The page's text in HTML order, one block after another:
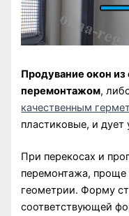
Продувание окон
перемонтажом,
качественным
пластиковые, и дует
При перекосах и
перемонтажа, проще
геометрии. Форму
соответствующей